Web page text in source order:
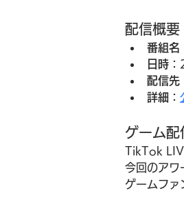
配信概要
番組名
日時
配信先
詳細 ：
ゲーム配
TikTok
今回のアワ
ゲームファ